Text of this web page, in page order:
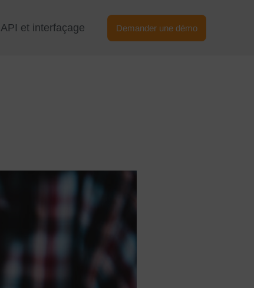
API et interfaçage Demander une démo